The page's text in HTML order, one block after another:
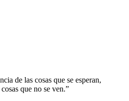
de las cosas que se esperan,
que no se ven.”